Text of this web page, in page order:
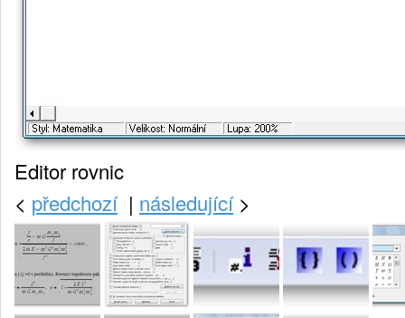
Editor rovnic
< předchozí| následující>